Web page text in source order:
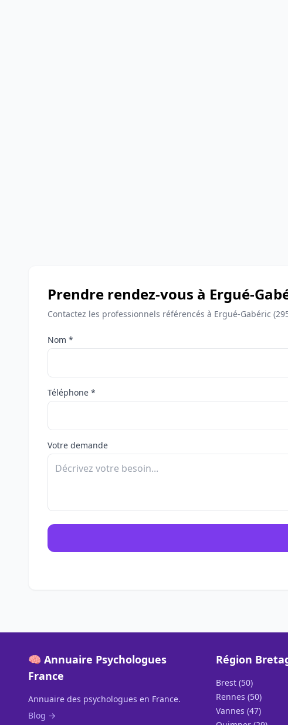
Prendre rendez-vous à Ergué-
Contactez les professionnels référencés à Ergué-Gabéric
Nom *
Téléphone *
Votre demande
🧠 Annuaire Psychologues
France
Annuaire des psychologues en France.
Blog →
Région
Brest (50)
Rennes (50)
Vannes (47)